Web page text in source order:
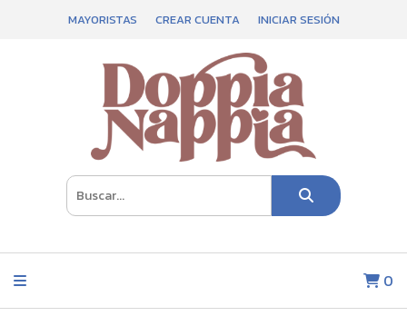
MAYORISTAS CREAR CUENTA INICIAR SESIÓN
0